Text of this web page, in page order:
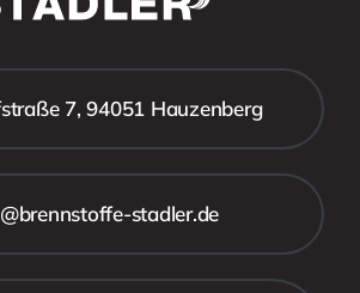
7, 94051 Hauzenberg
stadler.de